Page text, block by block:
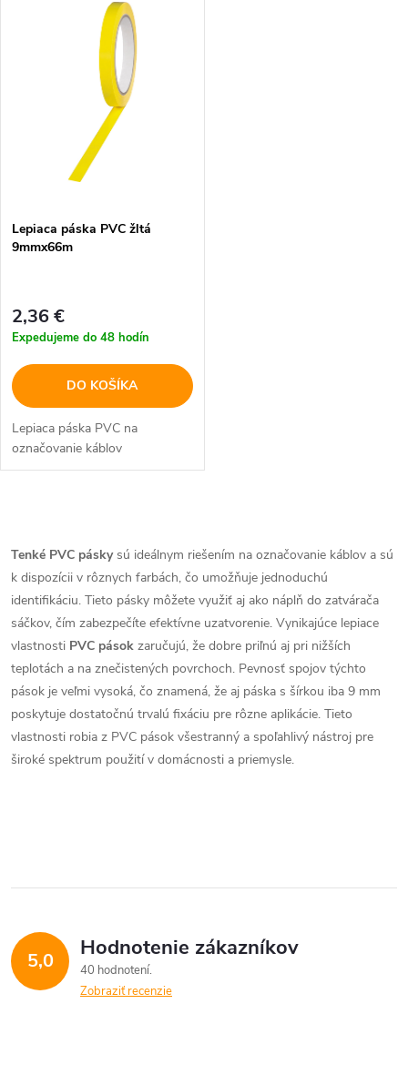
Lepiaca páska PVC žltá
9mmx66m
2,36 €
Expedujeme do 48 hodín
DO KOŠÍKA
Lepiaca páska PVC na
označovanie káblov
v
l
á
d
a
c
r
k
y
Tenké PVC páskysú ideálnym riešením na označovanie káblov a sú
k dispozícii v rôznych farbách, čo umožňuje jednoduchú
identifikáciu. Tieto pásky môžete využiť aj ako náplň do zatvárača
sáčkov, čím zabezpečíte efektívne uzatvorenie. Vynikajúce lepiace
vlastnosti PVC pások zaručujú, že dobre priľnú aj pri nižších
teplotách a na znečistených povrchoch. Pevnosť spojov týchto
pások je veľmi vysoká, čo znamená, že aj páska s šírkou iba 9 mm
poskytuje dostatočnú trvalú fixáciu pre rôzne aplikácie. Tieto
vlastnosti robia z PVC pások všestranný a spoľahlivý nástroj pre
široké spektrum použití v domácnosti a priemysle.
5,0 Hodnotenie zákazníkov
40 hodnotení
Zobraziť recenzie